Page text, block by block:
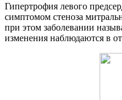
Гипертрофия левого
симптомом стеноза
при этом заболевании
изменения наблюдаются в